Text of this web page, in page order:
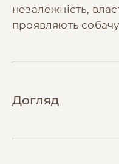
незалежність,
проявляють собачу
Догляд